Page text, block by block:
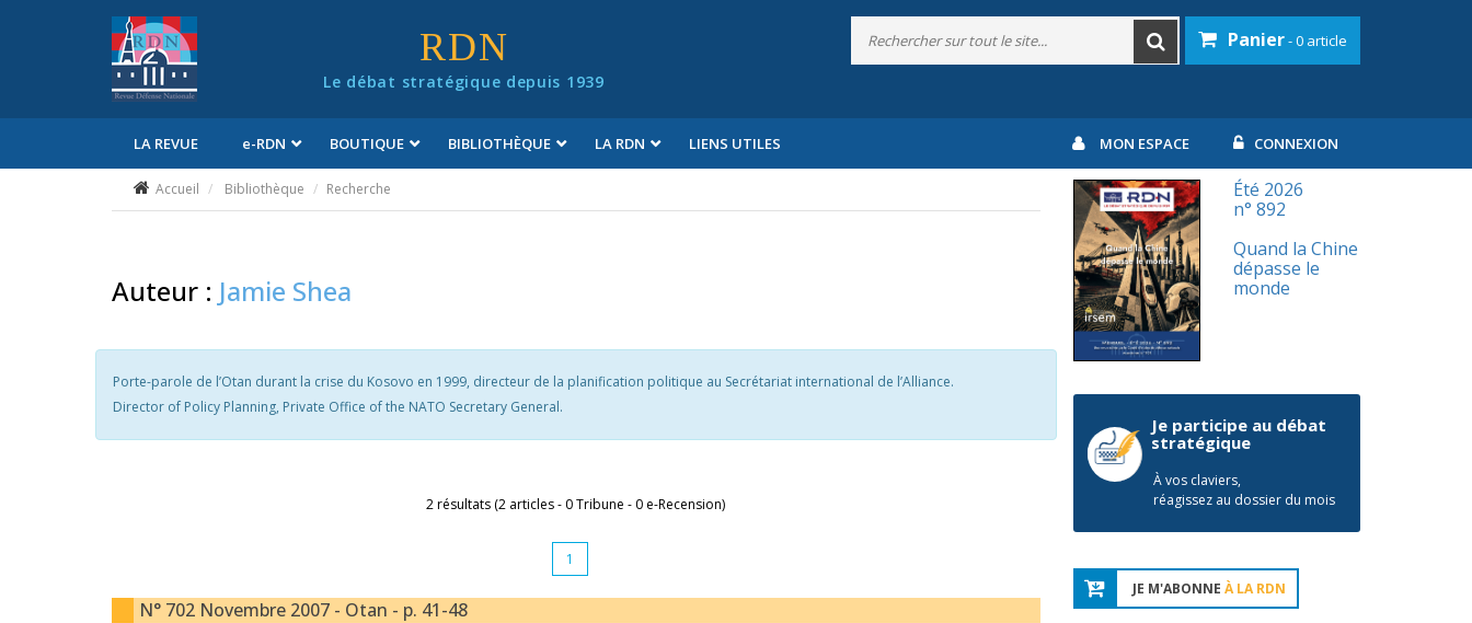
RDN
Le débat stratégique depuis 1939
Panier- 0 article
LA REVUE e-RDN BOUTIQUE BIBLIOTHÈQUE LA RDN LIENS UTILES MON ESPACE CONNEXION
Accueil Bibliothèque Recherche
Auteur : Jamie Shea
Porte-parole de l’Otan durant la crise du Kosovo en 1999, directeur de la planification politique au Secrétariat international de l’Alliance.
Director of Policy Planning, Private Office of the NATO Secretary General.
2 résultats (2 articles - 0 Tribune - 0 e-Recension)
1
N° 702 Novembre 2007 - Otan - p. 41-48
Été 2026
n° 892
Quand la Chine
dépasse le
monde
Je participe au débat
stratégique
À vos claviers,
réagissez au dossier du mois
JE M'ABONNE À LA RDN